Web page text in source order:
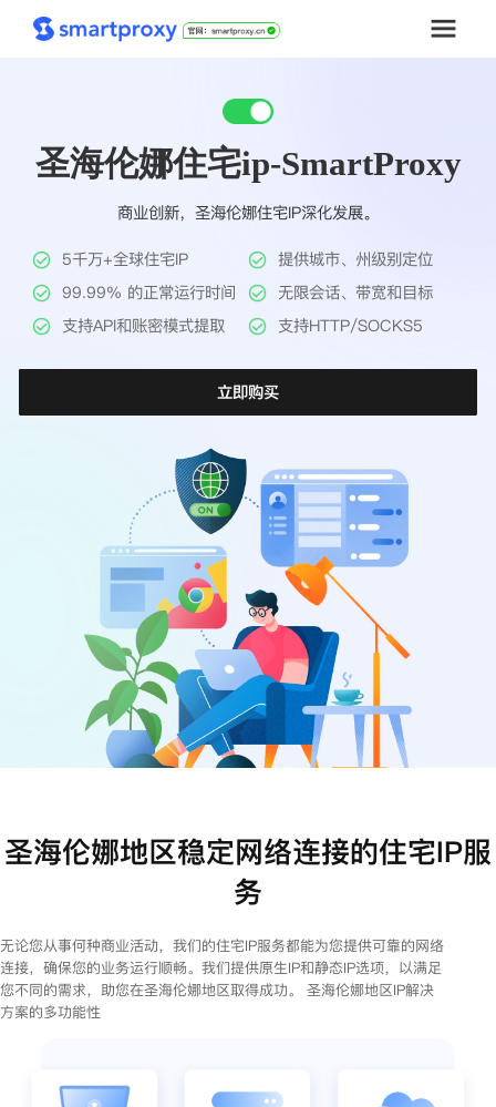
套餐购买
工具
帮助中心
圣海伦娜住宅ip-SmartProxy
商业创新，圣海伦娜住宅IP深化发展。
5千万+全球住宅IP
提供城市、州级别定位
99.99% 的正常运行时间
无限会话、带宽和目标
支持API和账密模式提取
支持HTTP/SOCKS5
立即购买
圣海伦娜地区稳定网络连接的住宅IP服
务
无论您从事何种商业活动，我们的住宅IP服务都能为您提供可靠的网络
连接，确保您的业务运行顺畅。我们提供原生IP和静态IP选项，以满足
您不同的需求，助您在圣海伦娜地区取得成功。 圣海伦娜地区IP解决
方案的多功能性